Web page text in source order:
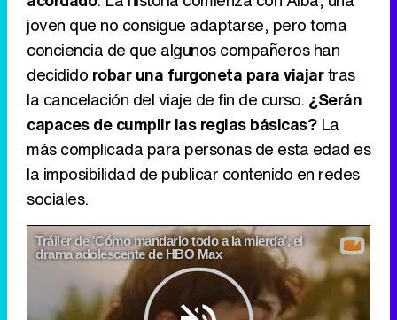
joven que no consigue adaptarse, pero toma
conciencia de que algunos compañeros han
decidido robar una furgoneta para viajartras
la cancelación del viaje de fin de curso. ¿Serán
capaces de cumplir las reglas básicas?La
más complicada para personas de esta edad es
la imposibilidad de publicar contenido en redes
sociales.
Tráiler de 'Cómo mandarlo todo a la mierda', el
drama adolescente de HBO Max